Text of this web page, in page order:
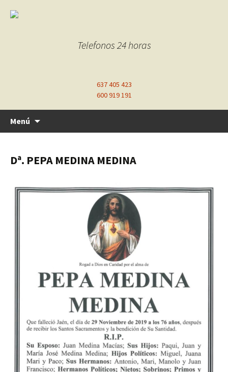
Telefonos 24 horas
637 405 423
600 919 191
Menú
Dª. PEPA MEDINA MEDINA